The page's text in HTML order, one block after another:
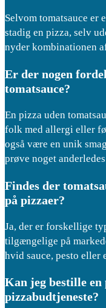
Selvom tomatsauce er
stadig en pizza, selv
nyder kombinationen
Er der nogen
tomatsauce?
En pizza uden
folk med allergi eller
også være en unik
prøve noget
Findes der
på pizzaer?
Ja, der er forskellige
tilgængelige på
hvid sauce, pesto eller
Kan jeg bestille en
pizzabudtjeneste?